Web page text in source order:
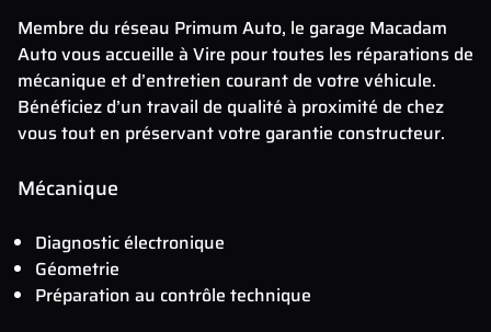
Membre du réseau Primum Auto, le garage Macadam
Auto vous accueille à Vire pour toutes les réparations de
mécanique et d’entretien courant de votre véhicule.
Bénéficiez d’un travail de qualité à proximité de chez
vous tout en préservant votre garantie constructeur.
Mécanique
Diagnostic électronique
Géometrie
Préparation au contrôle technique